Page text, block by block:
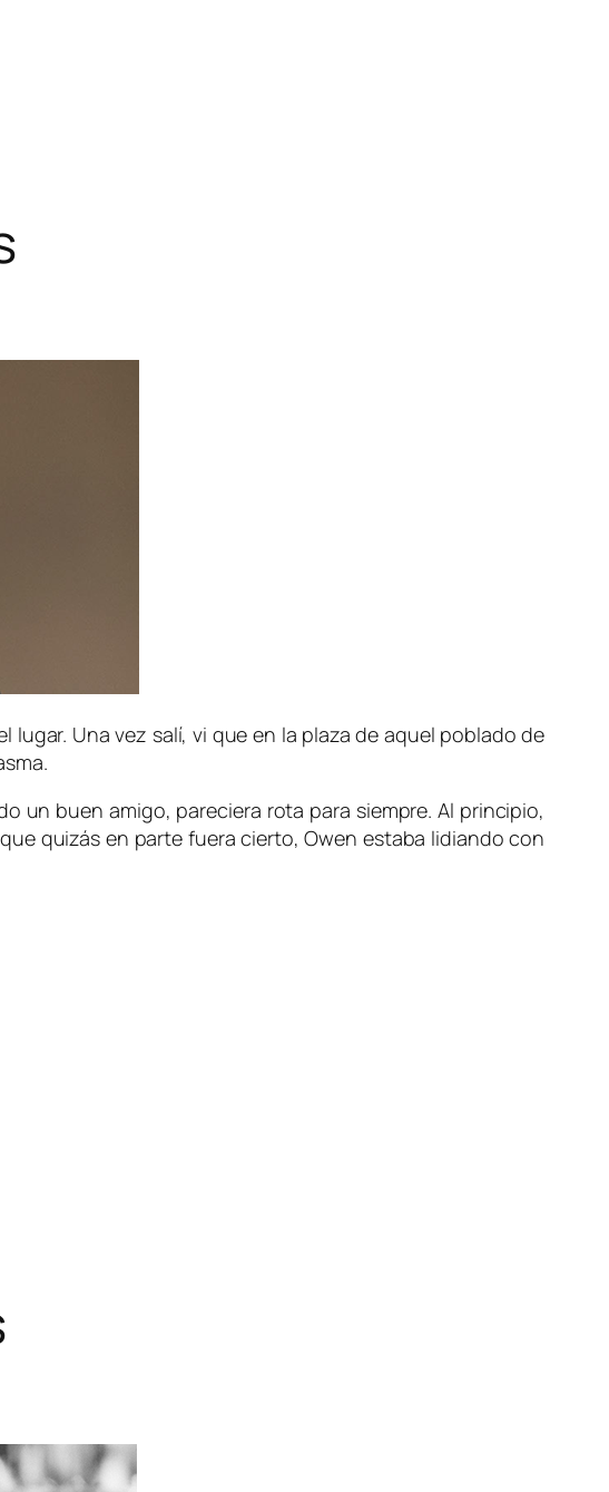
Una vez salí, vi que en la plaza de aquel poblado de
un buen amigo, pareciera rota para siempre. Al principio,
quizás en parte fuera cierto, Owen estaba lidiando con